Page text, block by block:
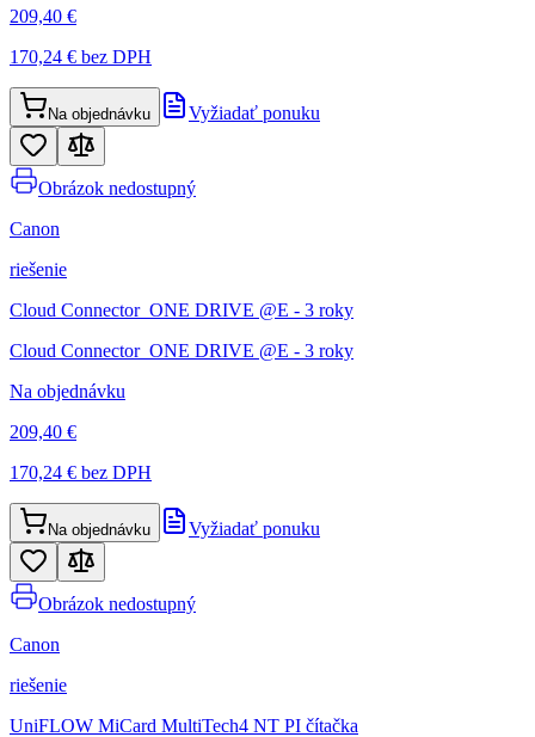
209,40 €
170,24 € bez DPH
Na objednávku Vyžiadať ponuku
Obrázok nedostupný
Canon
riešenie
Cloud Connector_ONE DRIVE @E - 3 roky
Cloud Connector_ONE DRIVE @E - 3 roky
Na objednávku
209,40 €
170,24 € bez DPH
Na objednávku Vyžiadať ponuku
Obrázok nedostupný
Canon
riešenie
UniFLOW MiCard MultiTech4 NT PI čítačka